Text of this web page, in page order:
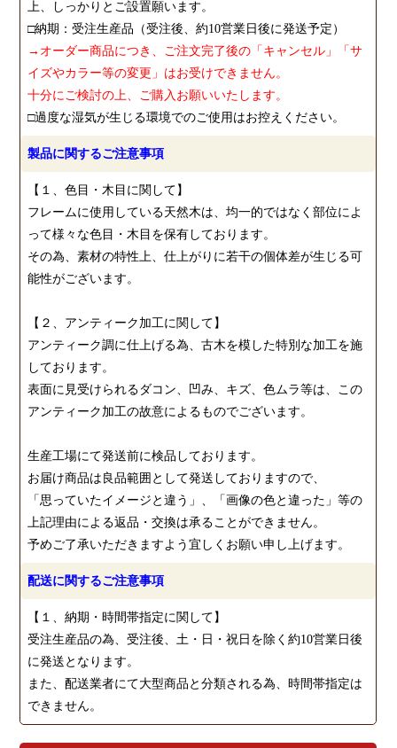
上、しっかりとご設置願います。
□納期：受注生産品（受注後、約10営業日後に発送予定）
→オーダー商品につき、ご注文完了後の「キャンセル」「サ
イズやカラー等の変更」はお受けできません。
十分にご検討の上、ご購入お願いいたします。
□過度な湿気が生じる環境でのご使用はお控えください。
製品に関するご注意事項
【１、色目・木目に関して】
フレームに使用している天然木は、均一的ではなく部位によ
って様々な色目・木目を保有しております。
その為、素材の特性上、仕上がりに若干の個体差が生じる可
能性がございます。
【２、アンティーク加工に関して】
アンティーク調に仕上げる為、古木を模した特別な加工を施
しております。
表面に見受けられるダコン、凹み、キズ、色ムラ等は、この
アンティーク加工の故意によるものでございます。
生産工場にて発送前に検品しております。
お届け商品は良品範囲として発送しておりますので、
「思っていたイメージと違う」、「画像の色と違った」等の
上記理由による返品・交換は承ることができません。
予めご了承いただきますよう宜しくお願い申し上げます。
配送に関するご注意事項
【１、納期・時間帯指定に関して】
受注生産品の為、受注後、土・日・祝日を除く約10営業日後
に発送となります。
また、配送業者にて大型商品と分類される為、時間帯指定は
できません。